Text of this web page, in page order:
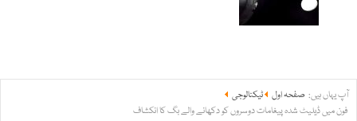
آپ یہاں ہیں: صفحہ اول
ٹیکنالوجی
فون میں ڈیلیٹ شدہ پیغامات دوسروں کو دکھانے والے بگ کا انکشاف